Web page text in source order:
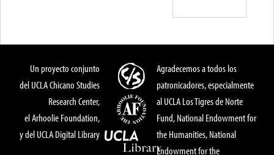
Un proyecto conjunto
del UCLA Chicano Studies
Research Center,
el Arhoolie Foundation,
y del UCLA Digital Library
Agradecemos a todos los
patronicadores, especialmente
al UCLA Los Tigres de Norte
Fund, National Endowment for
the Humanities, National
Endowment for the